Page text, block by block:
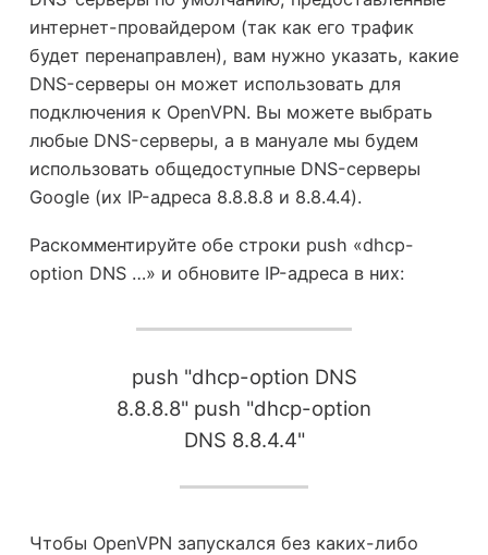
интернет-провайдером (так как его трафик
будет перенаправлен), вам нужно указать, какие
DNS-серверы он может использовать для
подключения к OpenVPN. Вы можете выбрать
любые DNS-серверы, а в мануале мы будем
использовать общедоступные DNS-серверы
Google (их IP-адреса 8.8.8.8 и 8.8.4.4).
Раскомментируйте обе строки push «dhcp-
option DNS …» и обновите IP-адреса в них:
push "dhcp-option DNS
8.8.8.8" push "dhcp-option
DNS 8.8.4.4"
Чтобы OpenVPN запускался без каких-либо